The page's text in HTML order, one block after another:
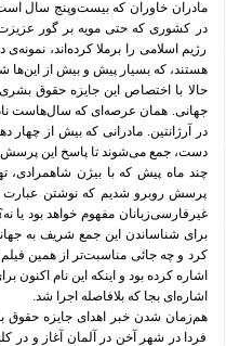
مادران خاوران كه بيست‌وپنج سال
رژيم اسلامى را برملا كرده‌اند،
هستند، که بسیار پیش و بیش از این‌ها
حالا با اختصاص این جايزه حقوق
جهانى. همان عرصه‌اى كه سال‌هاست
در آرژانتين. مادرانی که بیش از
دست، جمع می‌شوند تا پاسخ این پرسش
چند ماه پيش كه با بیژن شاهمرادی،
پرسش روبرو شديم كه نوشتن عبارت
غيرفارسى‌زبانان مفهوم خواهد بود
براى شناساندن اين جمع شريف به
اشاره کرده بود و اینکه این نام اکنون
اشاره‌ای بجا که بلافاصله اجرا شد.
هم‌زمان شدن خبر اهدای جایزه حقوق
فردا در شهر آخن در آلمان آغاز و در